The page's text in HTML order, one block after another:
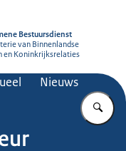
Bestuursdienst
van Binnenlandse
en Koninkrijksrelaties
Nieuws